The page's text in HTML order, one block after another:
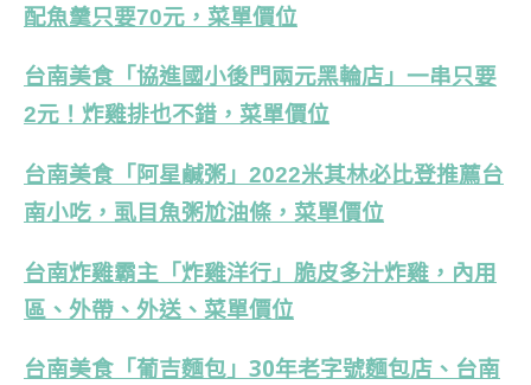
配魚羹只要70元，菜單價位
台南美食「協進國小後門兩元黑輪店」一串只要
2元！炸雞排也不錯，菜單價位
台南美食「阿星鹹粥」2022米其林必比登推薦台
南小吃，虱目魚粥尬油條，菜單價位
台南炸雞霸主「炸雞洋行」脆皮多汁炸雞，內用
區、外帶、外送、菜單價位
台南美食「葡吉麵包」30年老字號麵包店、台南